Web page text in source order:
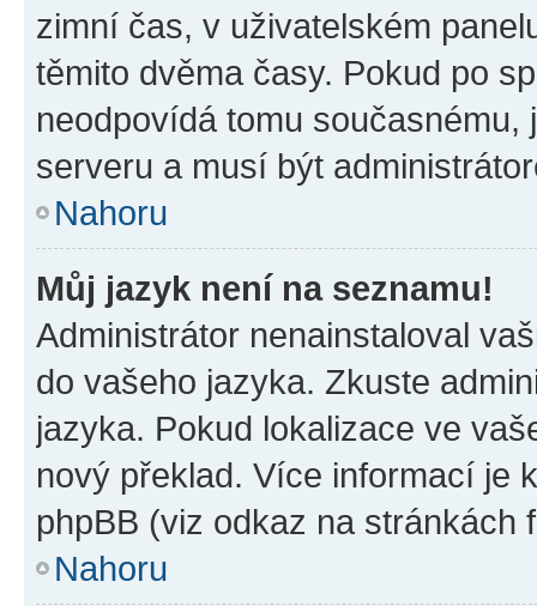
zimní čas, v uživatelském
těmito dvěma časy. Pokud po
neodpovídá tomu
serveru a musí být
Nahoru
Můj jazyk není na seznamu!
Administrátor nenainstaloval
do vašeho jazyka. Zkuste
jazyka. Pokud lokalizace ve
nový překlad. Více informací je
phpBB (viz odkaz na stránkách
Nahoru